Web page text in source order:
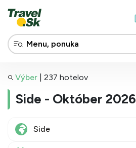
Výber 237 hotelov
Side - Október 2026